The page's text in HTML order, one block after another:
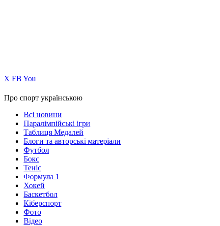
Х FB You
Про спорт українською
Всі новини
Паралімпійські ігри
Таблиця Медалей
Блоги та авторські матеріали
Футбол
Бокс
Теніс
Формула 1
Хокей
Баскетбол
Кіберспорт
Фото
Відео